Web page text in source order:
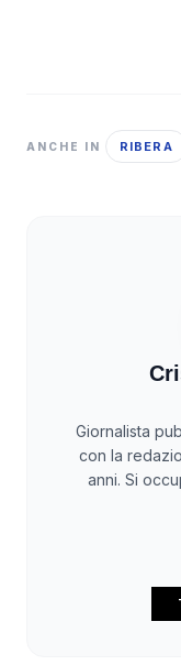
ANCHE IN RIBERA
Giornalista
con la
anni. Si